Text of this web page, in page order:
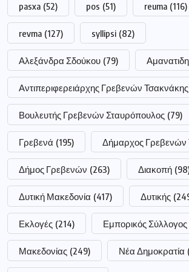
pasxa (52) pos (51) reuma (116)
revma (127) syllipsi (82)
Αλεξάνδρα Σδούκου (79)
Αντιπεριφερειάρχης Γρεβενών Τσακνάκης
Βουλευτής Γρεβενών Σταυρόπουλος (79)
Γρεβενά (195) Δήμαρχος Γρεβενών
Δήμος Γρεβενών (263) Διακοπή
Δυτική Μακεδονία (417) Δυτικής
Εκλογές (214) Εμπορικός
Μακεδονίας (249) Νέα Δημοκρατία